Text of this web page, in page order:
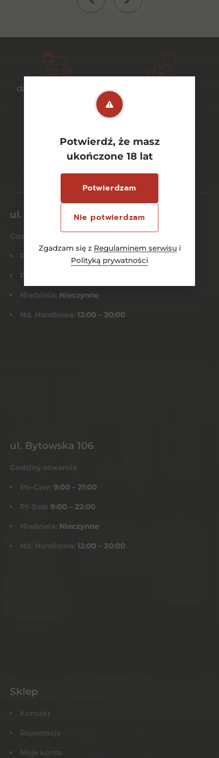
Potwierdź, że masz
ukończone 18 lat
Potwierdzam
Nie potwierdzam
Zgadzam się z Regulaminem serwisu i
Polityką prywatności
darmowa dostawa
bezpieczne
szeroki wybór
ul. Dworcowa 26/6
Godziny otwarcia
Pn-Czw: 8:00 – 21:00
Pt-Sob:
Niedziela: Nieczynne
Nd. Handlowa: 12:00 – 20:00
ul. Bytowska 106
Godziny otwarcia
Pn-Czw: 9:00 – 21:00
Pt-Sob: 9:00 – 22:00
Niedziela: Nieczynne
Nd. Handlowa: 12:00 – 20:00
Sklep
Kontakt
Rejestracja
Moje konto